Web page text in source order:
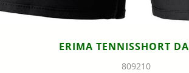
ERIMA TENNISSHORT
809210